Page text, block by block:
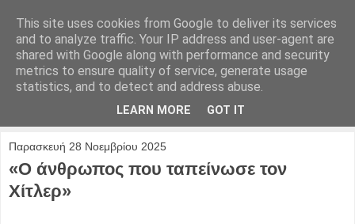
Παρασκευή 28 Νοεμβρίου 2025
«Ο άνθρωπος που ταπείνωσε τον
Χίτλερ»
This site uses cookies from Google to deliver its services
and to analyze traffic. Your IP address and user-agent are
shared with Google along with performance and security
metrics to ensure quality of service, generate usage
statistics, and to detect and address abuse.
LEARN MORE GOT IT